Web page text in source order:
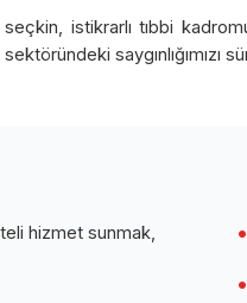
istikrarlı tıbbi
saygınlığımızı
hizmet sunmak,